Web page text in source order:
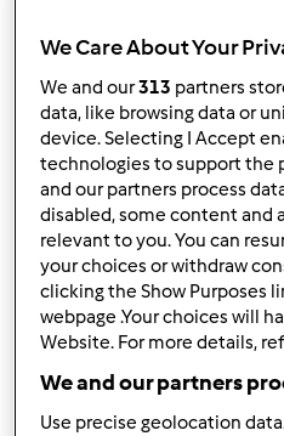
Obserwuj Block
marcelinowotko
We Care About Your
We and our313 partners
data, like browsing data or
device. Selecting I Accept
technologies to support the
and our partners process
disabled, some content and
relevant to you. You can
your choices or withdraw
clicking the Show Purposes
webpage .Your choices will
Website. For more details,
We and our partners
Use precise geolocation